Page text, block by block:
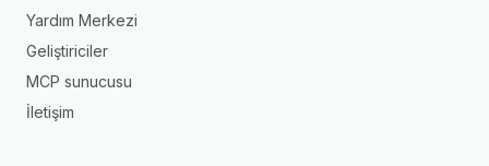
Yardım Merkezi
Geliştiriciler
MCP sunucusu
İletişim